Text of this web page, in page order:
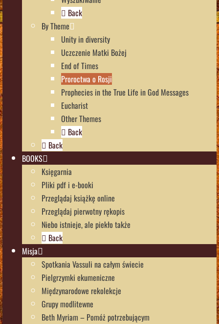
Back
By Theme
Unity in diversity
Uczczenie Matki Bożej
End of Times
Proroctwa o Rosji
Prophecies in the True Life in God Messages
Eucharist
Other Themes
Back
Back
BOOKS
Księgarnia
Pliki pdf i e-booki
Przeglądaj książkę online
Przeglądaj pierwotny rękopis
Niebo istnieje, ale piekło także
Back
Misja
Spotkania Vassuli na całym świecie
Pielgrzymki ekumeniczne
Międzynarodowe rekolekcje
Grupy modlitewne
Beth Myriam – Pomóż potrzebującym